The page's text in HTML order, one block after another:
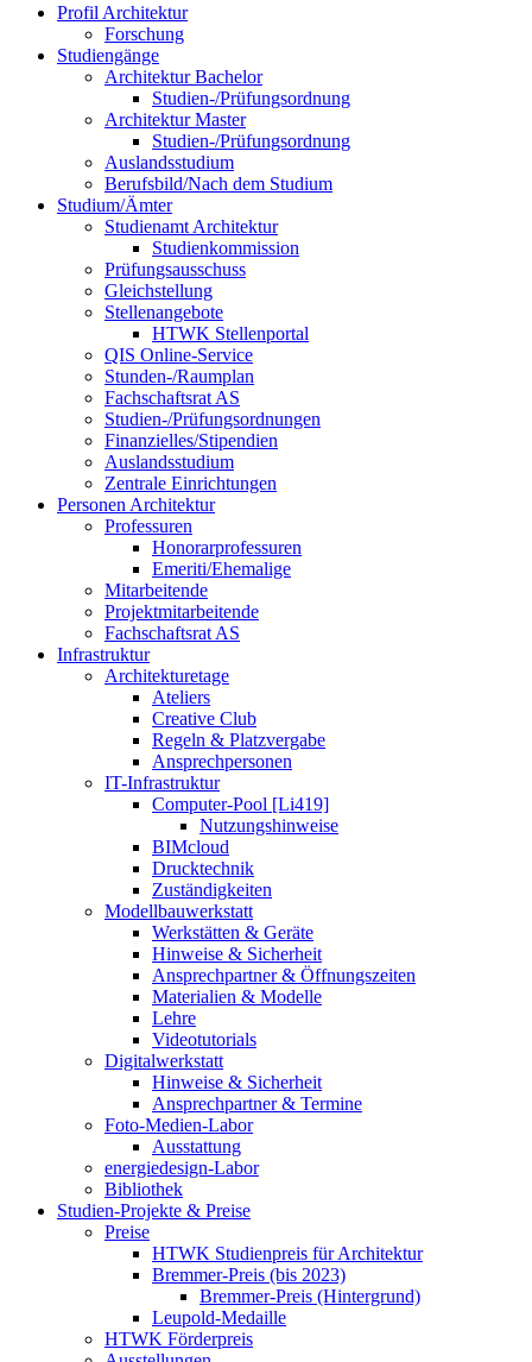
Profil Architektur
Forschung
Studiengänge
Architektur Bachelor
Studien-/Prüfungsordnung
Architektur Master
Studien-/Prüfungsordnung
Auslandsstudium
Berufsbild/Nach dem Studium
Studium/Ämter
Studienamt Architektur
Studienkommission
Prüfungsausschuss
Gleichstellung
Stellenangebote
HTWK Stellenportal
QIS Online-Service
Stunden-/Raumplan
Fachschaftsrat AS
Studien-/Prüfungsordnungen
Finanzielles/Stipendien
Auslandsstudium
Zentrale Einrichtungen
Personen Architektur
Professuren
Honorarprofessuren
Emeriti/Ehemalige
Mitarbeitende
Projektmitarbeitende
Fachschaftsrat AS
Infrastruktur
Architekturetage
Ateliers
Creative Club
Regeln & Platzvergabe
Ansprechpersonen
IT-Infrastruktur
Computer-Pool [Li419]
Nutzungshinweise
BIMcloud
Drucktechnik
Zuständigkeiten
Modellbauwerkstatt
Werkstätten & Geräte
Hinweise & Sicherheit
Ansprechpartner & Öffnungszeiten
Materialien & Modelle
Lehre
Videotutorials
Digitalwerkstatt
Hinweise & Sicherheit
Ansprechpartner & Termine
Foto-Medien-Labor
Ausstattung
energiedesign-Labor
Bibliothek
Studien-Projekte & Preise
Preise
HTWK Studienpreis für Architektur
Bremmer-Preis (bis 2023)
Bremmer-Preis (Hintergrund)
Leupold-Medaille
HTWK Förderpreis